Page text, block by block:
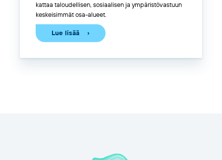
kattaa taloudellisen, sosiaalisen ja ympäristövastuun
keskeisimmät osa-alueet.
Lue lisää